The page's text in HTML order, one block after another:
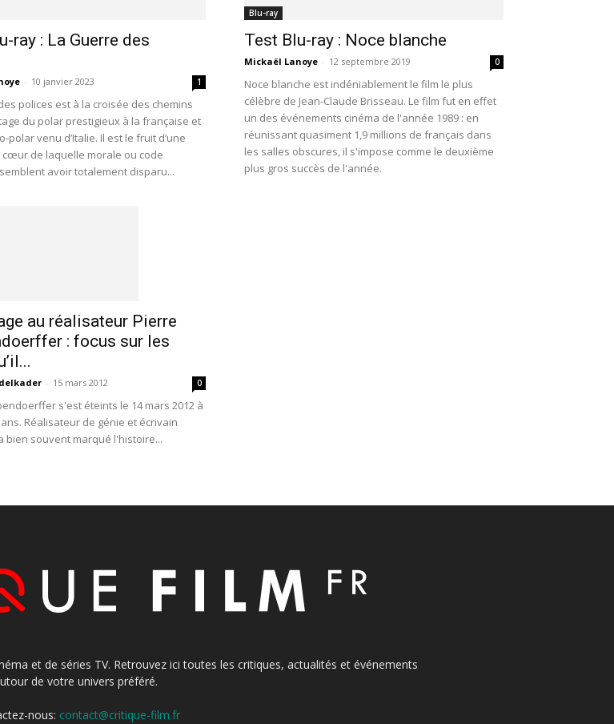
ray : La Guerre des
- 10 janvier 2023 1
polices est à la croisée des chemins
du polar prestigieux à la française et
polar venu d’Italie. Il est le fruit d’une
de laquelle morale ou code
avoir totalement disparu...
Blu-ray
Test Blu-ray : Noce blanche
Mickaël Lanoye - 12 septembre 2019 0
Noce blanche est indéniablement le film le plus
célèbre de Jean-Claude Brisseau. Le film fut en effet
un des événements cinéma de l'année 1989 : en
réunissant quasiment 1,9 millions de français dans
les salles obscures, il s'impose comme le deuxième
plus gros succès de l'année.
au réalisateur Pierre
: focus sur les
- 15 mars 2012 0
s'est éteints le 14 mars 2012 à
Réalisateur de génie et écrivain
bien souvent marqué l'histoire...
et de séries TV. Retrouvez ici toutes les critiques, actualités et événements
de votre univers préféré.
nous: contact@critique-film.fr